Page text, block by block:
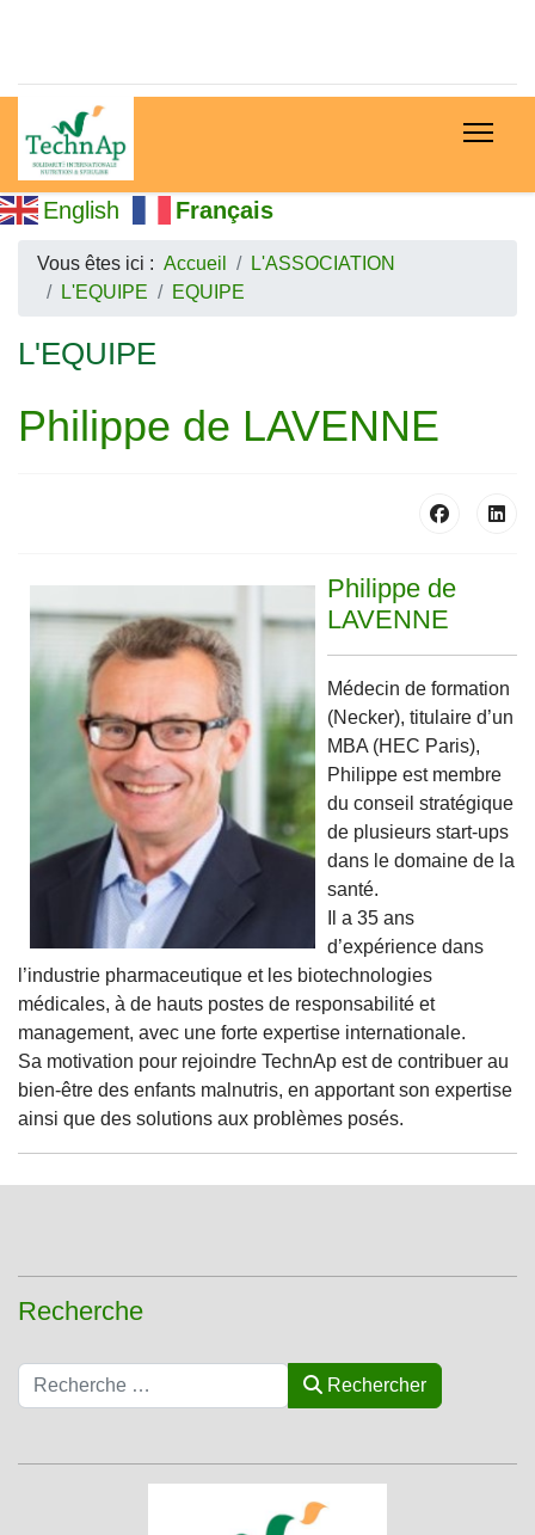
English Français
Vous êtes ici : Accueil
L'ASSOCIATION
L'EQUIPE
EQUIPE
L'EQUIPE
Philippe de LAVENNE
Philippe de
LAVENNE
Médecin de formation
(Necker), titulaire d’un
MBA (HEC Paris),
Philippe est membre
du conseil stratégique
de plusieurs start-ups
dans le domaine de la
santé.
Il a 35 ans
d’expérience dans
l’industrie pharmaceutique et les biotechnologies
médicales, à de hauts postes de responsabilité et
management, avec une forte expertise internationale.
Sa motivation pour rejoindre TechnAp est de contribuer au
bien-être des enfants malnutris, en apportant son expertise
ainsi que des solutions aux problèmes posés.
Recherche
Rechercher Rechercher